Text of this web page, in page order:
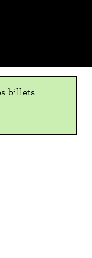
billets